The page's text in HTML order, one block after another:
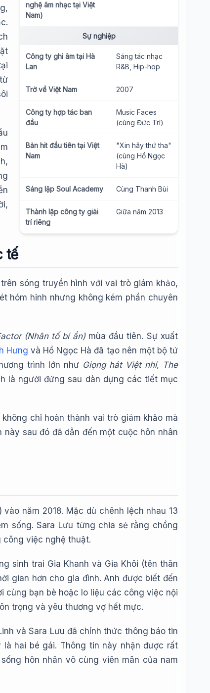
nghệ âm nhạc tại Việt
Nam)
Sự nghiệp
Công ty ghi âm tại Hà
Lan
Sáng tác nhạc
R&B, Hip-hop
Trở về Việt Nam 2007
Công ty hợp tác ban
đầu
Music Faces
(cùng Đức Trí)
Bản hit đầu tiên tại Việt
Nam
"Xin hãy thứ tha"
(cùng Hồ Ngọc
Hà)
Sáng lập Soul Academy Cùng Thanh Bùi
Thành lập công ty giải
trí riêng
Giữa năm 2013
tế
sóng truyền hình với vai trò giám khảo,
hóm hỉnh nhưng không kém phần chuyên
(Nhân tố bí ẩn)mùa đầu tiên. Sự xuất
Hưng và Hồ Ngọc Hà đã tạo nên một bộ tứ
trình lớn như Giọng hát Việt nhí, The
là người đứng sau dàn dựng các tiết mục
chỉ hoàn thành vai trò giám khảo mà
này sau đó đã dẫn đến một cuộc hôn nhân
năm 2018. Mặc dù chênh lệch nhau 13
sống. Sara Lưu từng chia sẻ rằng chồng
công việc nghệ thuật.
sinh trai Gia Khanh và Gia Khôi (tên thân
gian hơn cho gia đình. Anh được biết đến
cùng bạn bè hoặc lo liệu các công việc nội
trọng và yêu thương vợ hết mực.
và Sara Lưu đã chính thức thông báo tin
hai bé gái. Thông tin này nhận được rất
hôn nhân vô cùng viên mãn của nam